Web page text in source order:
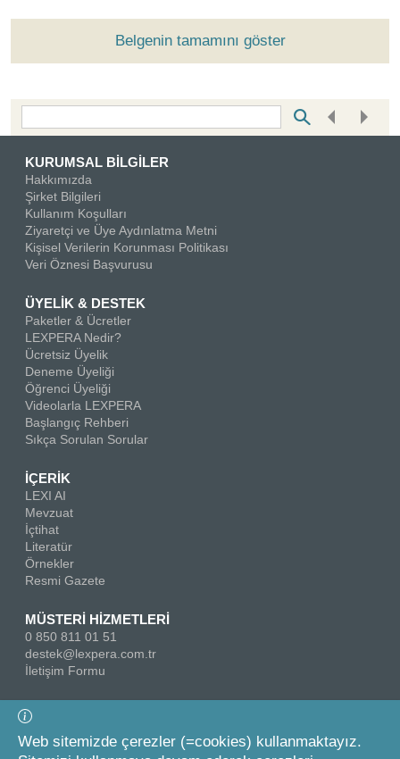
Belgenin tamamını göster
KURUMSAL BİLGİLER
Hakkımızda
Şirket Bilgileri
Kullanım Koşulları
Ziyaretçi ve Üye Aydınlatma Metni
Kişisel Verilerin Korunması Politikası
Veri Öznesi Başvurusu
ÜYELİK & DESTEK
Paketler & Ücretler
LEXPERA Nedir?
Ücretsiz Üyelik
Deneme Üyeliği
Öğrenci Üyeliği
Videolarla LEXPERA
Başlangıç Rehberi
Sıkça Sorulan Sorular
İÇERİK
LEXI AI
Mevzuat
İçtihat
Literatür
Örnekler
Resmi Gazete
MÜSTERİ HİZMETLERİ
0 850 811 01 51
destek@lexpera.com.tr
İletişim Formu
Bizi Takip Edin
Web sitemizde çerezler (=cookies) kullanmaktayız.